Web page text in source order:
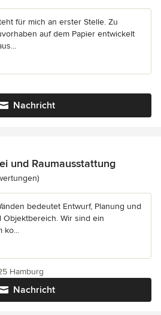
für mich an erster Stelle. Zu
auf dem Papier entwickelt
Nachricht
und Raumausstattung
5 von 5 Sternen
bedeutet Entwurf, Planung und
Wir sind ein
ko...
Nachricht
Hamburg